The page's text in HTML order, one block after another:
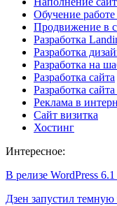
Обучение
Продвижение в
Разработка
Разработка
Разработка на
Разработка сайта
Разработка
Реклама в
Сайт визитка
Хостинг
Интересное:
В релизе WordPress
Дзен запустил темную